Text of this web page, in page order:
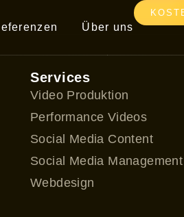
Über uns
Services
Video Produktion
Performance Videos
Social Media Content
Social Media Management
Webdesign